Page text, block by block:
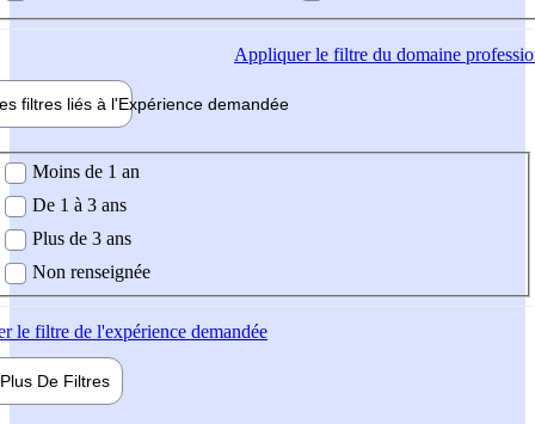
Appliquerle filtre du domaine
filtres liés à l'Expérience demandée
demandée
Moins de 1 an
De 1 à 3 ans
Plus de 3 ans
Non renseignée
le filtre de l'expérience demandée
Plus De Filtres